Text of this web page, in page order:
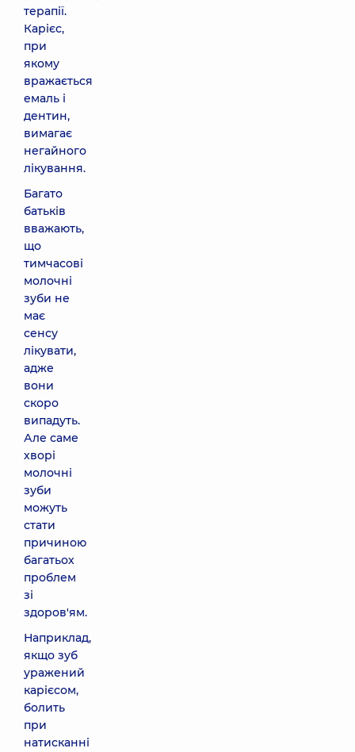
терапії.
Карієс,
при
якому
вражається
емаль і
дентин,
вимагає
негайного
лікування.
Багато
батьків
вважають,
що
тимчасові
молочні
зуби не
має
сенсу
лікувати,
адже
вони
скоро
випадуть.
Але саме
хворі
молочні
зуби
можуть
стати
причиною
багатьох
проблем
зі
здоров'ям.
Наприклад,
якщо зуб
уражений
карієсом,
болить
при
натисканні